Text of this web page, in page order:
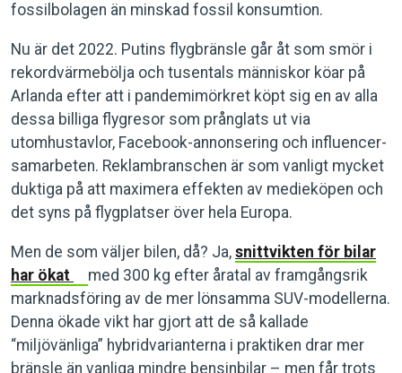
fossilbolagen än minskad fossil konsumtion.
Nu är det 2022. Putins flygbränsle går åt som smör i
rekordvärmebölja och tusentals människor köar på
Arlanda efter att i pandemimörkret köpt sig en av alla
dessa billiga flygresor som prånglats ut via
utomhustavlor, Facebook-annonsering och influencer-
samarbeten. Reklambranschen är som vanligt mycket
duktiga på att maximera effekten av medieköpen och
det syns på flygplatser över hela Europa.
Men de som väljer bilen, då? Ja, snittvikten för bilar
har ökat
med 300 kg efter åratal av framgångsrik
marknadsföring av de mer lönsamma SUV-modellerna.
Denna ökade vikt har gjort att de så kallade
“miljövänliga” hybridvarianterna i praktiken drar mer
bränsle än vanliga mindre bensinbilar – men får trots